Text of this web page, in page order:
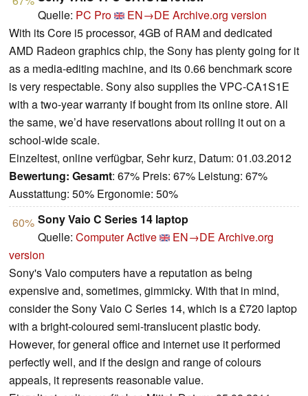
Quelle: PC Pro EN→DE Archive.org version
With its Core i5 processor, 4GB of RAM and dedicated
AMD Radeon graphics chip, the Sony has plenty going for it
as a media-editing machine, and its 0.66 benchmark score
is very respectable. Sony also supplies the VPC-CA1S1E
with a two-year warranty if bought from its online store. All
the same, we’d have reservations about rolling it out on a
school-wide scale.
Einzeltest, online verfügbar, Sehr kurz, Datum: 01.03.2012
Bewertung: Gesamt: 67% Preis: 67% Leistung: 67%
Ausstattung: 50% Ergonomie: 50%
60% Sony Vaio C Series 14 laptop
Quelle: Computer Active EN→DE Archive.org
version
Sony's Vaio computers have a reputation as being
expensive and, sometimes, gimmicky. With that in mind,
consider the Sony Vaio C Series 14, which is a £720 laptop
with a bright-coloured semi-translucent plastic body.
However, for general office and internet use it performed
perfectly well, and if the design and range of colours
appeals, it represents reasonable value.